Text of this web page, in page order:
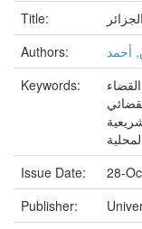
Title:
Authors:
أحمد
Keywords:
القضاء
Issue Date:
28-
Publisher: